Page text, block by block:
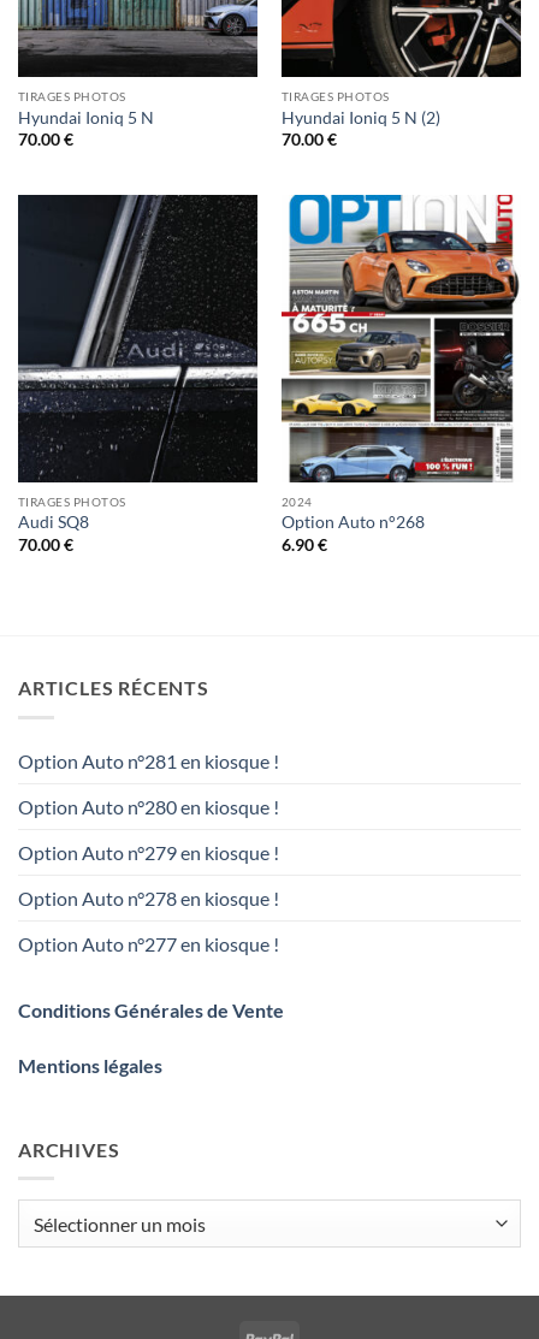
TIRAGES PHOTOS
Hyundai Ioniq 5 N
70.00€
TIRAGES PHOTOS
Hyundai Ioniq 5 N (2)
70.00€
TIRAGES PHOTOS
Audi SQ8
70.00€
2024
Option Auto n°268
6.90€
ARTICLES RÉCENTS
Option Auto n°281 en kiosque !
Option Auto n°280 en kiosque !
Option Auto n°279 en kiosque !
Option Auto n°278 en kiosque !
Option Auto n°277 en kiosque !
Conditions Générales de Vente
Mentions légales
ARCHIVES